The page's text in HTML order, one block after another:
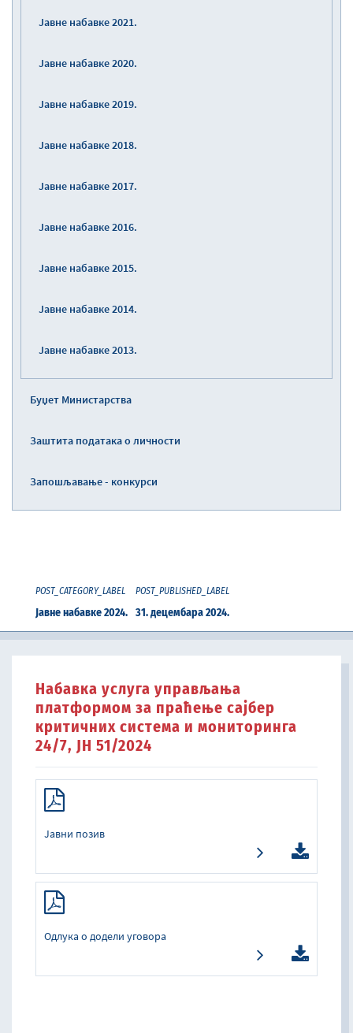
Јавне набавке 2021.
Јавне набавке 2020.
Јавне набавке 2019.
Јавне набавке 2018.
Јавне набавке 2017.
Јавне набавке 2016.
Јавне набавке 2015.
Јавне набавке 2014.
Јавне набавке 2013.
Буџет Министарства
Заштита података о личности
Запошљавање - конкурси
POST_CATEGORY_LABEL
Јавне набавке 2024.
POST_PUBLISHED_LABEL
31. децембара 2024.
Набавка услуга управљања
платформом за праћење сајбер
критичних система и мониторинга
24/7, ЈН 51/2024
Јавни позив
Одлука о додели уговора